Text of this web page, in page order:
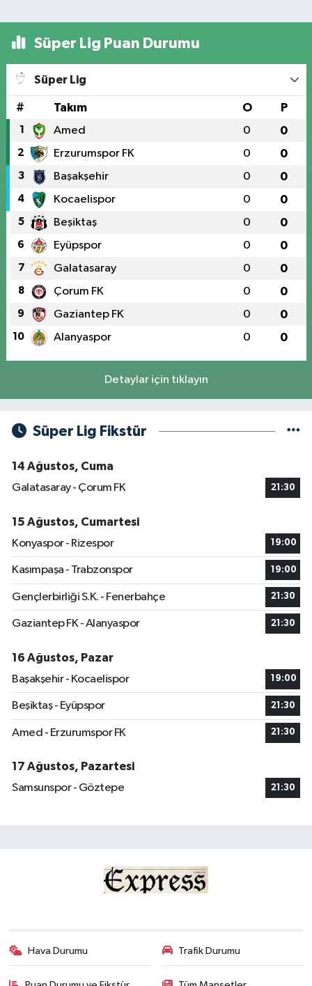
Süper Lig Puan Durumu
Süper Lig
# Takım O P
1 Amed 0 0
2 Erzurumspor FK 0 0
3 Başakşehir 0 0
4 Kocaelispor 0 0
5 Beşiktaş 0 0
6 Eyüpspor 0 0
7 Galatasaray 0 0
8 Çorum FK 0 0
9 Gaziantep FK 0 0
10 Alanyaspor 0 0
Detaylar için tıklayın
Süper Lig Fikstür
14 Ağustos, Cuma
Galatasaray - Çorum FK
21:30
15 Ağustos, Cumartesi
Konyaspor - Rizespor
19:00
Kasımpaşa - Trabzonspor 19:00
Gençlerbirliği S.K. - Fenerbahçe 21:30
Gaziantep FK - Alanyaspor 21:30
16 Ağustos, Pazar
Başakşehir - Kocaelispor
19:00
Beşiktaş - Eyüpspor 21:30
Amed - Erzurumspor FK 21:30
17 Ağustos, Pazartesi
Samsunspor - Göztepe
21:30
Hava Durumu Trafik Durumu